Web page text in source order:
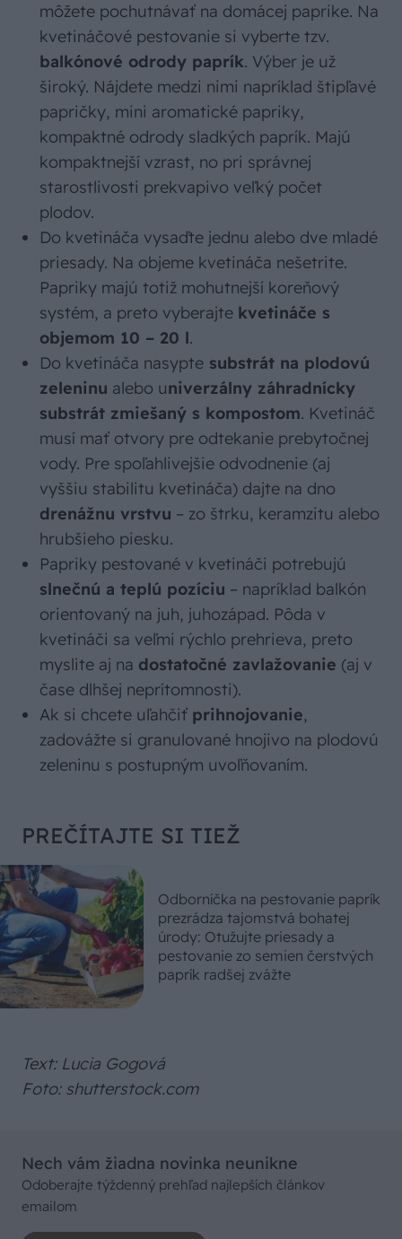
môžete pochutnávať na domácej paprike. Na
kvetináčové pestovanie si vyberte tzv.
balkónové odrody paprík. Výber je už
široký. Nájdete medzi nimi napríklad štipľavé
papričky, mini aromatické papriky,
kompaktné odrody sladkých paprík. Majú
kompaktnejší vzrast, no pri správnej
starostlivosti prekvapivo veľký počet
plodov.
Do kvetináča vysaďte jednu alebo dve mladé
priesady. Na objeme kvetináča nešetrite.
Papriky majú totiž mohutnejší koreňový
systém, a preto vyberajte kvetináče s
objemom 10 – 20 l.
Do kvetináča nasypte substrát na plodovú
zeleninu alebo univerzálny záhradnícky
substrát zmiešaný s kompostom. Kvetináč
musí mať otvory pre odtekanie prebytočnej
vody. Pre spoľahlivejšie odvodnenie (aj
vyššiu stabilitu kvetináča) dajte na dno
drenážnu vrstvu – zo štrku, keramzitu alebo
hrubšieho piesku.
Papriky pestované v kvetináči potrebujú
slnečnú a teplú pozíciu – napríklad balkón
orientovaný na juh, juhozápad. Pôda v
kvetináči sa veľmi rýchlo prehrieva, preto
myslite aj na dostatočné zavlažovanie (aj v
čase dlhšej neprítomnosti).
Ak si chcete uľahčiť prihnojovanie,
zadovážte si granulované hnojivo na plodovú
zeleninu s postupným uvoľňovaním.
PREČÍTAJTE SI TIEŽ
Odborníčka na pestovanie paprík
prezrádza tajomstvá bohatej
úrody: Otužujte priesady a
pestovanie zo semien čerstvých
paprík radšej zvážte
Text: Lucia Gogová
Foto: shutterstock.com
Nech vám žiadna novinka neunikne
Odoberajte týždenný prehľad najlepších článkov
emailom